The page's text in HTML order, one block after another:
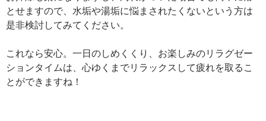
とせますので、水垢や湯垢に悩まされたくないという方は
是非検討してみてください。
これなら安心。一日のしめくくり、お楽しみのリラグゼー
ションタイムは、心ゆくまでリラックスして疲れを取るこ
とができますね！